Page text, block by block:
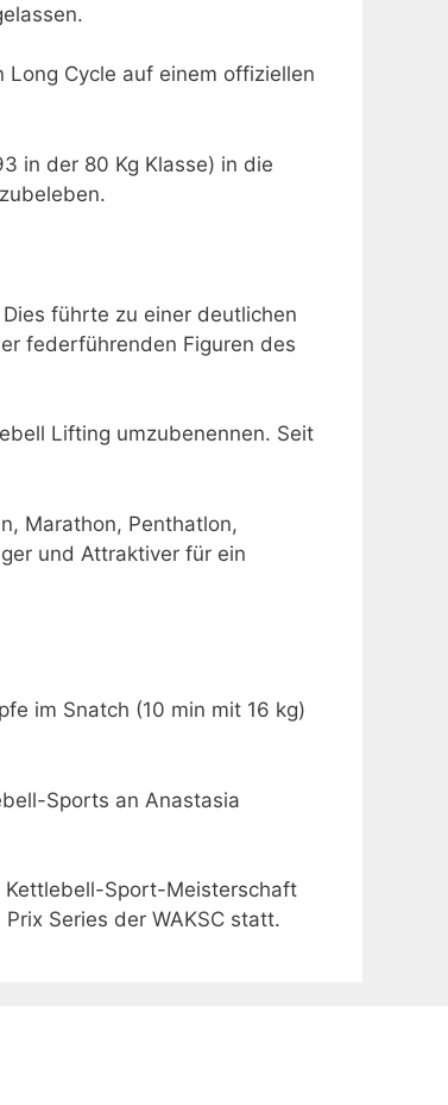
Cycle auf einem offiziellen
in der 80 Kg Klasse) in die
Dies führte zu einer deutlichen
federführenden Figuren des
Lifting umzubenennen. Seit
Marathon, Penthatlon,
und Attraktiver für ein
im Snatch (10 min mit 16 kg)
Sports an Anastasia
Sport-Meisterschaft
Series der WAKSC statt.